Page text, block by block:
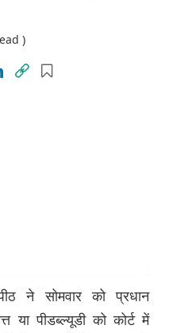
)
ने सोमवार को प्रधान
या पीडब्ल्यूडी को कोर्ट में